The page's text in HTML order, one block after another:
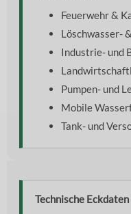
Feuerwehr &
Löschwasser-
Industrie- und
Pumpen- und
Mobile
Tank- und
Technische Eckdaten